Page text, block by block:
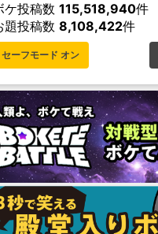
ケ投稿数 115,518,940件
題投稿数 8,108,422件
セーフモード オン